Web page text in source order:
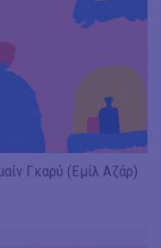
Γκαρύ (Εμίλ Αζάρ)